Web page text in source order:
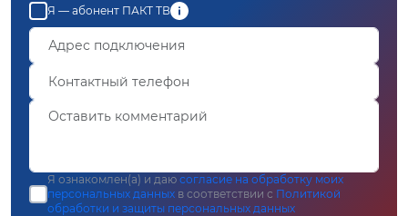
Я — абонент ПАКТ ТВ
Я ознакомлен(а) и даю согласие на обработку моих
персональных данных в соответствии с Политикой
обработки и защиты персональных данных